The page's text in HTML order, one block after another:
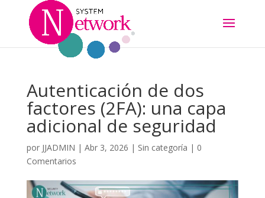
Autenticación de dos
factores (2FA): una capa
adicional de seguridad
por JJADMIN | Abr 3, 2026 | Sin categoría | 0
Comentarios